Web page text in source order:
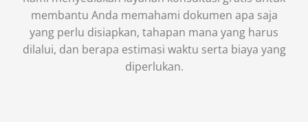
membantu Anda memahami dokumen apa saja
yang perlu disiapkan, tahapan mana yang harus
dilalui, dan berapa estimasi waktu serta biaya yang
diperlukan.